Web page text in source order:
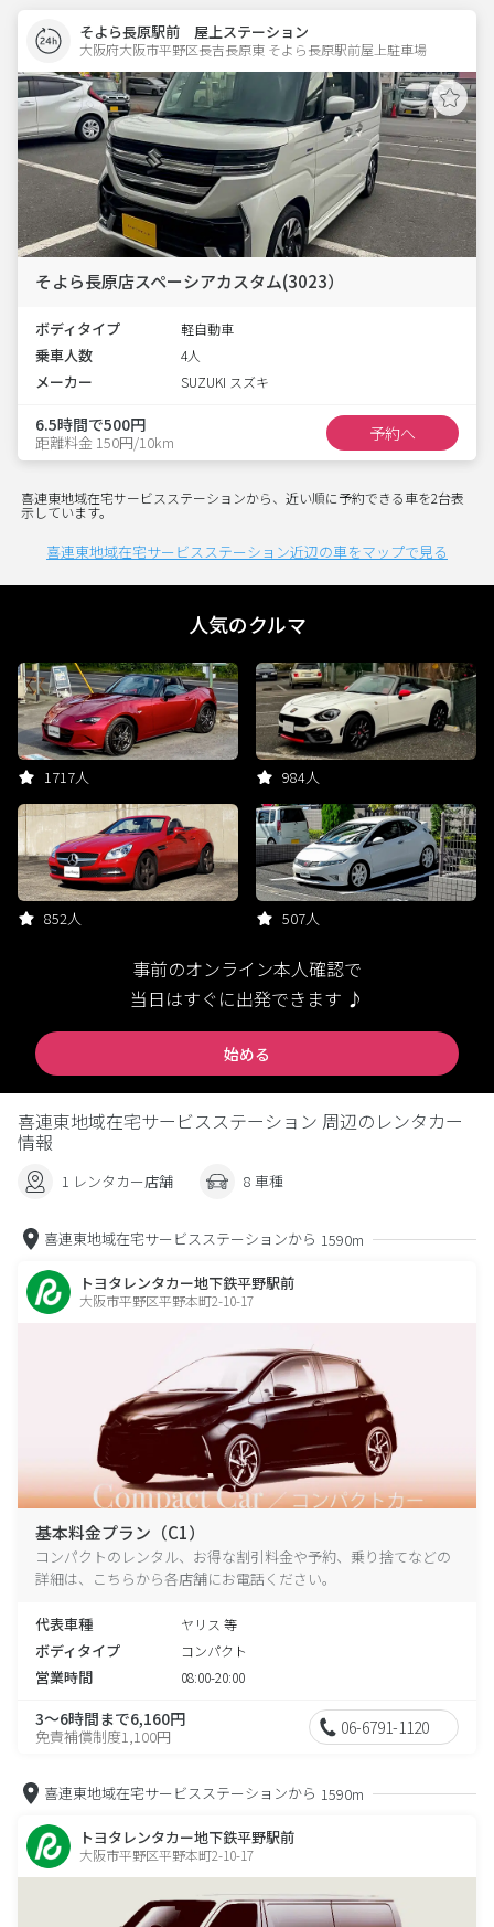
そよら長原駅前 屋上ステーション
大阪府大阪市平野区長吉長原東 そよら長原駅前屋上駐車場
そよら長原店スペーシアカスタム(3023）
ボディタイプ 軽自動車
乗車人数 4人
メーカー SUZUKI スズキ
6.5時間で500円
距離料金 150円/10km 予約へ
喜連東地域在宅サービスステーションから、近い順に予約できる車を2台表
示しています。
喜連東地域在宅サービスステーション近辺の車をマップで見る
人気のクルマ
1717人 984人
852人 507人
事前のオンライン本人確認で
当日はすぐに出発できます ♪
始める
喜連東地域在宅サービスステーション 周辺のレンタカー
情報
1 レンタカー店舗 8 車種
喜連東地域在宅サービスステーションから 1590m
トヨタレンタカー地下鉄平野駅前
大阪市平野区平野本町2-10-17
基本料金プラン（C1）
コンパクトのレンタル、お得な割引料金や予約、乗り捨てなどの
詳細は、こちらから各店舗にお電話ください。
代表車種 ヤリス 等
ボディタイプ コンパクト
営業時間 08:00-20:00
3～6時間まで6,160円
免責補償制度1,100円 06-6791-1120
喜連東地域在宅サービスステーションから 1590m
トヨタレンタカー地下鉄平野駅前
大阪市平野区平野本町2-10-17